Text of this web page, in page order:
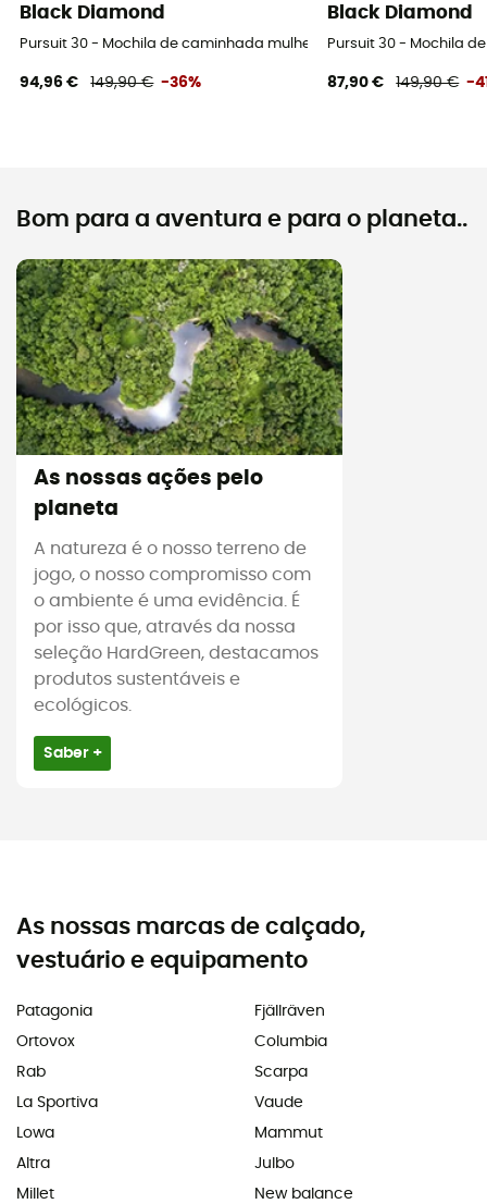
Black Diamond
Pursuit 30 - Mochila de caminhada mulher
94,96 € 149,90 € -36%
Black Diamond
Pursuit 30 - Mochila
87,90 € 149,90 € -
Bom para a aventura e para o planeta..
As nossas ações pelo
planeta
A natureza é o nosso terreno de
jogo, o nosso compromisso com
o ambiente é uma evidência. É
por isso que, através da nossa
seleção HardGreen, destacamos
produtos sustentáveis e
ecológicos.
Saber +
As nossas marcas de calçado,
vestuário e equipamento
Patagonia
Ortovox
Rab
La Sportiva
Lowa
Altra
Millet
Fjällräven
Columbia
Scarpa
Vaude
Mammut
Julbo
New balance